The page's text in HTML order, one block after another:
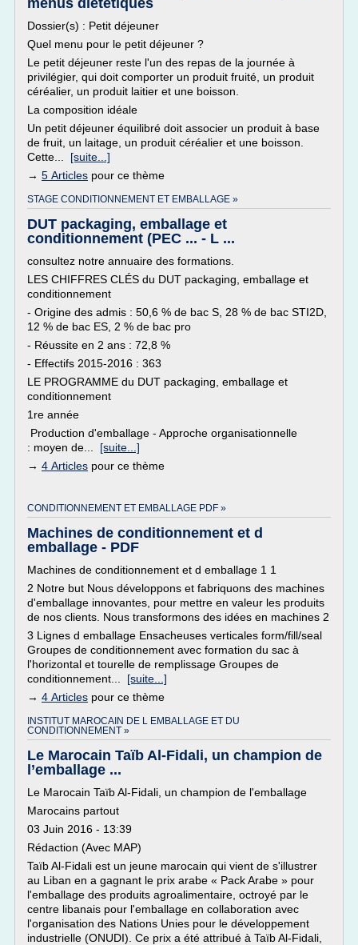
menus diététiques
Dossier(s) : Petit déjeuner
Quel menu pour le petit déjeuner ?
Le petit déjeuner reste l'un des repas de la journée à
privilégier, qui doit comporter un produit fruité, un produit
céréalier, un produit laitier et une boisson.
La composition idéale
Un petit déjeuner équilibré doit associer un produit à base
de fruit, un laitage, un produit céréalier et une boisson.
Cette... [suite...]
→ 5 Articles pour ce thème
STAGE CONDITIONNEMENT ET EMBALLAGE »
DUT packaging, emballage et
conditionnement (PEC ... - L ...
consultez notre annuaire des formations.
LES CHIFFRES CLÉS du DUT packaging, emballage et
conditionnement
- Origine des admis : 50,6 % de bac S, 28 % de bac STI2D,
12 % de bac ES, 2 % de bac pro
- Réussite en 2 ans : 72,8 %
- Effectifs 2015-2016 : 363
LE PROGRAMME du DUT packaging, emballage et
conditionnement
1re année
Production d'emballage - Approche organisationnelle
: moyen de... [suite...]
→ 4 Articles pour ce thème
CONDITIONNEMENT ET EMBALLAGE PDF »
Machines de conditionnement et d
emballage - PDF
Machines de conditionnement et d emballage 1 1
2 Notre but Nous développons et fabriquons des machines
d'emballage innovantes, pour mettre en valeur les produits
de nos clients. Nous transformons des idées en machines 2
3 Lignes d emballage Ensacheuses verticales form/fill/seal
Groupes de conditionnement avec formation du sac à
l'horizontal et tourelle de remplissage Groupes de
conditionnement... [suite...]
→ 4 Articles pour ce thème
INSTITUT MAROCAIN DE L EMBALLAGE ET DU
CONDITIONNEMENT »
Le Marocain Taïb Al-Fidali, un champion de
l’emballage ...
Le Marocain Taïb Al-Fidali, un champion de l'emballage
Marocains partout
03 Juin 2016 - 13:39
Rédaction (Avec MAP)
Taïb Al-Fidali est un jeune marocain qui vient de s'illustrer
au Liban en a gagnant le prix arabe « Pack Arabe » pour
l'emballage des produits agroalimentaire, octroyé par le
centre libanais pour l'emballage en collaboration avec
l'organisation des Nations Unies pour le développement
industrielle (ONUDI). Ce prix a été attribué à Taïb Al-Fidali,